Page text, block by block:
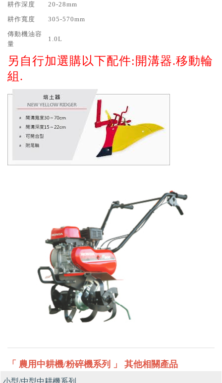
耕作深度
20-28mm
耕作寬度
305-570mm
傳動機油容
量
1.0L
另自行加選購以下配件:開溝器.移動輪
組.
「 農用中耕機/粉碎機系列 」 其他相關產品
小型/中型中耕機系列